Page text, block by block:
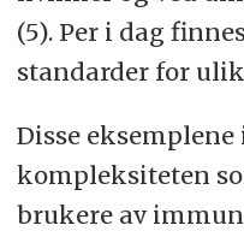
(5). Per i dag
standarder for
Disse
kompleksiteten
brukere av